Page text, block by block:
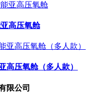
高压氧舱
高压氧舱（多人款）
限公司